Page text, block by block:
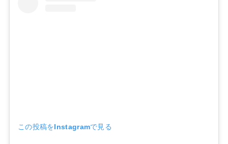
この投稿をInstagramで見る